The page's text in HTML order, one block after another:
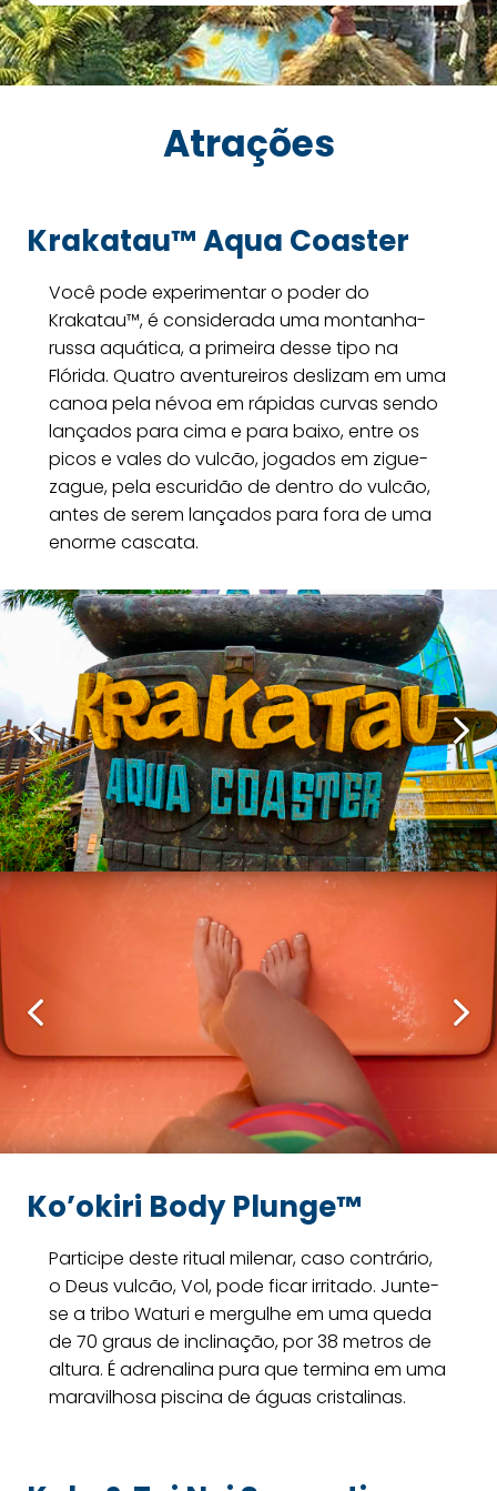
Atrações
Krakatau™ Aqua Coaster
Você pode experimentar o poder do
Krakatau™, é considerada uma montanha-
russa aquática, a primeira desse tipo na
Flórida. Quatro aventureiros deslizam em uma
canoa pela névoa em rápidas curvas sendo
lançados para cima e para baixo, entre os
picos e vales do vulcão, jogados em zigue-
zague, pela escuridão de dentro do vulcão,
antes de serem lançados para fora de uma
enorme cascata.
Ko’okiri Body Plunge™
Participe deste ritual milenar, caso contrário,
o Deus vulcão, Vol, pode ficar irritado. Junte-
se a tribo Waturi e mergulhe em uma queda
de 70 graus de inclinação, por 38 metros de
altura. É adrenalina pura que termina em uma
maravilhosa piscina de águas cristalinas.